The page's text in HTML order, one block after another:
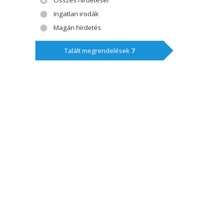
Ingatlan irodák
Magán hírdetés
Talált megrendelések 7